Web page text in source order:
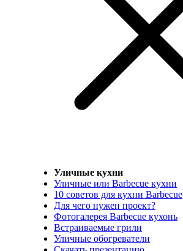
Уличные кухни
Уличные или Barbecue кухни
10 советов для кухни Barbecue
Для чего нужен проект?
Фотогалерея Barbecue кухонь
Встраиваемые грили
Уличные обогреватели